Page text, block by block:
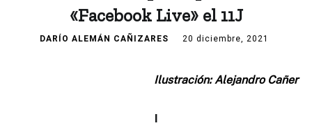
«Facebook Live» el 11J
DARÍO ALEMÁN CAÑIZARES 20 diciembre, 2021
Ilustración: Alejandro Cañer
I